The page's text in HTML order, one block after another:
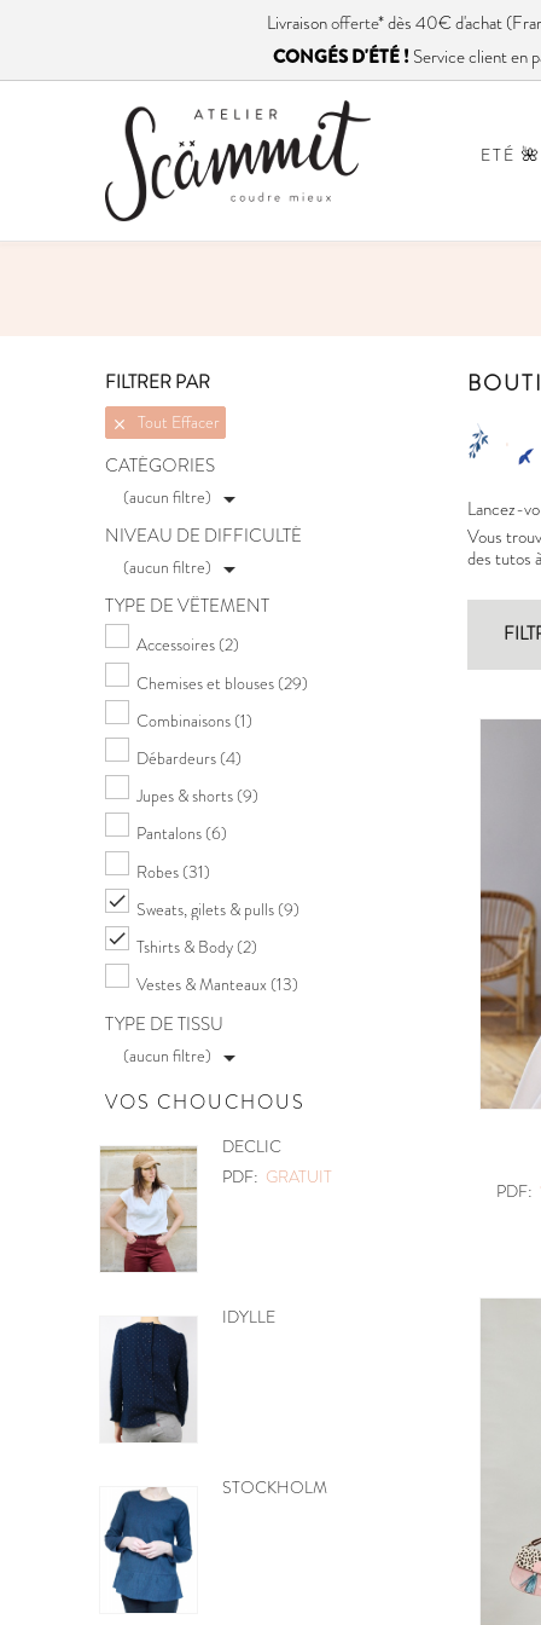
Livraisonofferte* dès 40€ d'achat
CONGÉS D'ÉTÉ ! Service client en
ETÉ 🌺
FILTRER PAR
 Tout Effacer
CATÉGORIES
(aucun filtre) 
NIVEAU DE DIFFICULTÉ
(aucun filtre) 
TYPE DE VÊTEMENT
Accessoires (2)
Chemises et blouses (29)
Combinaisons (1)
Débardeurs (4)
Jupes & shorts (9)
Pantalons (6)
Robes (31)
 Sweats, gilets & pulls (9)
 Tshirts & Body (2)
Vestes & Manteaux (13)
TYPE DE TISSU
(aucun filtre) 
VOS CHOUCHOUS
POCHETTE
PDF:GRATUIT
MOBILE CŒURS
BE PRETTY
Lancez-
Vous
des tutos
PDF: